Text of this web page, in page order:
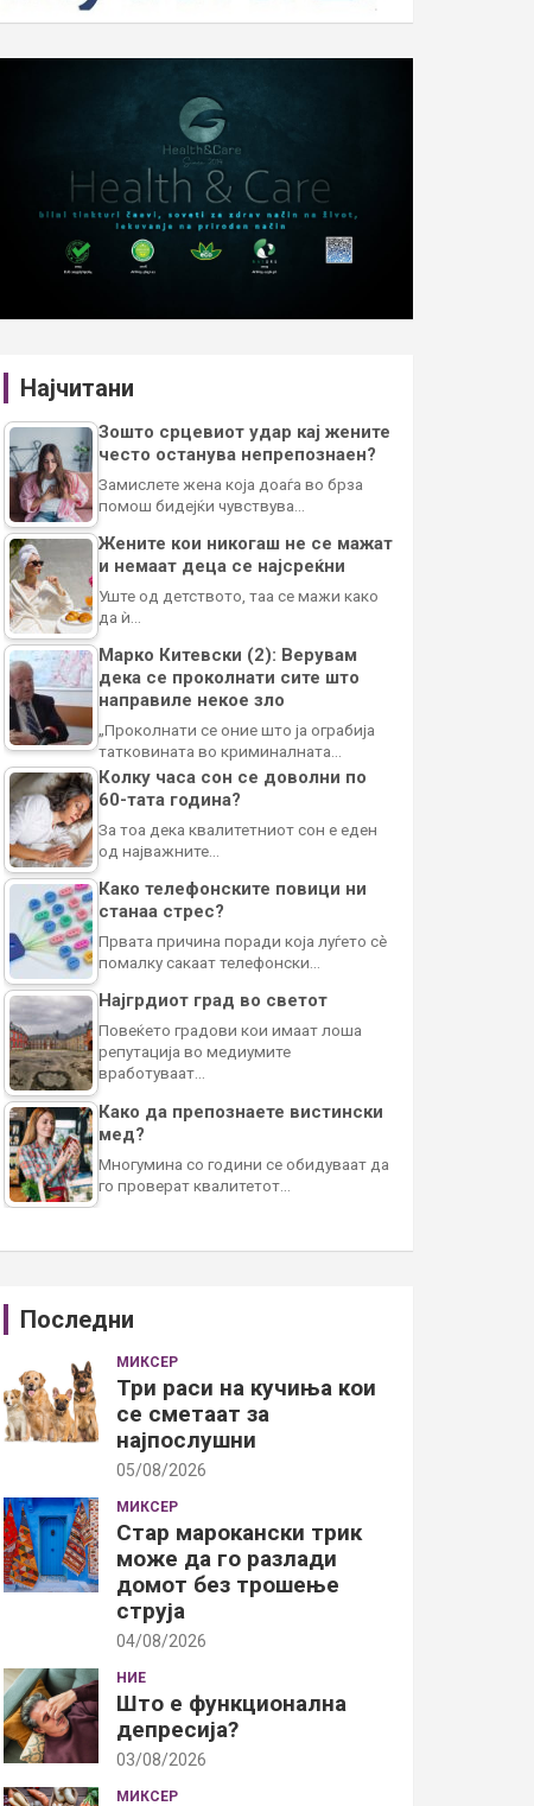
Најчитани
Зошто срцевиот удар кај жените
често останува непрепознаен?
Замислете жена која доаѓа во брза
помош бидејќи чувствува…
Жените кои никогаш не се мажат
и немаат деца се најсреќни
Уште од детството, таа се мажи како
да ѝ…
Марко Китевски (2): Верувам
дека се проколнати сите што
направиле некое зло
„Проколнати се оние што ја ограбија
татковината во криминалната…
Колку часа сон се доволни по
60-тата година?
За тоа дека квалитетниот сон е еден
од најважните…
Како телефонските повици ни
станаа стрес?
Првата причина поради која луѓето сè
помалку сакаат телефонски…
Најгрдиот град во светот
Повеќето градови кои имаат лоша
репутација во медиумите
вработуваат…
Како да препознаете вистински
мед?
Многумина со години се обидуваат да
го проверат квалитетот…
Последни
МИКСЕР
Три раси на кучиња кои
се сметаат за
најпослушни
05/08/2026
МИКСЕР
Стар марокански трик
може да го разлади
домот без трошење
струја
04/08/2026
НИЕ
Што е функционална
депресија?
03/08/2026
МИКСЕР